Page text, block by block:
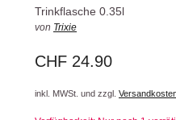
Trinkflasche 0.35l
von Trixie
CHF 24.90
inkl. MWSt. und zzgl.